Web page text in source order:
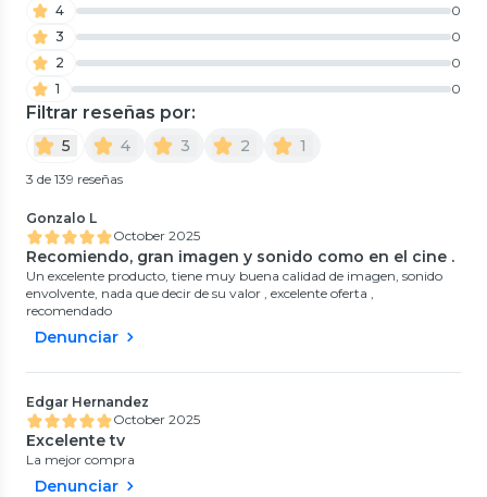
4
0
3
0
2
0
1
0
Filtrar reseñas por:
5 4 3 2 1
3 de 139 reseñas
Gonzalo L
October 2025
Recomiendo, gran imagen y sonido como en el cine .
Un excelente producto, tiene muy buena calidad de imagen, sonido
envolvente, nada que decir de su valor , excelente oferta ,
recomendado
Denunciar
Edgar Hernandez
October 2025
Excelente tv
La mejor compra
Denunciar